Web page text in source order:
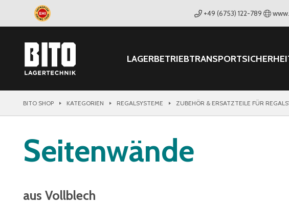
+49 (6753) 122-789
LAGERBETRIEBTRANSPORT
BITO SHOP KATEGORIEN REGALSYSTEME ZUBEHÖR & ERSATZTEILE FÜR
Seitenwände
aus Vollblech